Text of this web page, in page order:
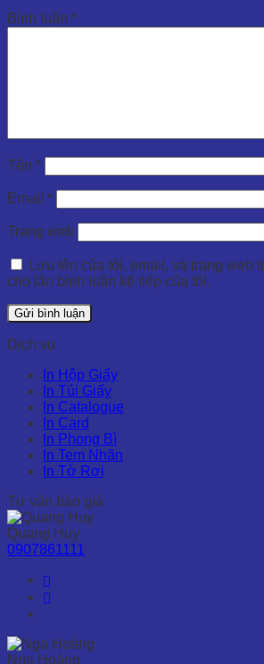
Bình luận *
Tên *
Email *
Trang web
Lưu tên của tôi, email, và trang web
cho lần bình luận kế tiếp của tôi.
Dịch vụ
In Hộp Giấy
In Túi Giấy
In Catalogue
In Card
In Phong Bì
In Tem Nhãn
In Tờ Rơi
Tư vấn báo giá
Quang Huy
0907861111
Nga Hoàng